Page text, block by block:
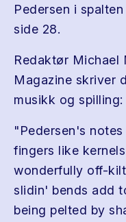
Pedersen i
side 28.
Redaktør Michael
Magazine skriver
musikk og spilling:
"Pedersen's
fingers like
wonderfully off-
slidin' bends add
being pelted by